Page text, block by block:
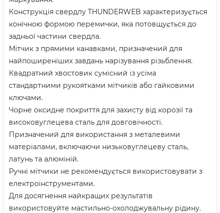
Конструкція свердлу THUNDERWEB характеризується
конічною формою перемички, яка потовщується до
задньої частини свердла.
Мітчик з прямими канавками, призначений для
найпоширеніших завдань нарізування різьблення.
Квадратний хвостовик сумісний із усіма
стандартними рукоятками мітчиків або гайковими
ключами.
Чорне оксидне покриття для захисту від корозії та
високовуглецева сталь для довговічності.
Призначений для використання з металевими
матеріалами, включаючи низьковуглецеву сталь,
латунь та алюміній.
Ручні мітчики не рекомендується використовувати з
електроінструментами.
Для досягнення найкращих результатів
використовуйте мастильно-охолоджувальну рідину.